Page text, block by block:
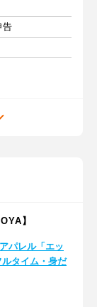
告
】
パレル「エッ
タイム・身だ